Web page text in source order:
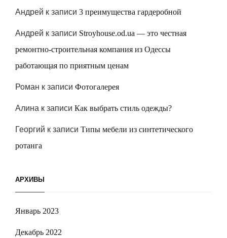
Андрей к записи 3 преимущества гардеробной
Андрей к записи Stroyhouse.od.ua — это честная
ремонтно-строительная компания из Одессы
работающая по приятным ценам
Роман к записи Фотогалерея
Алина к записи Как выбрать стиль одежды?
Георгий к записи Типы мебели из синтетического
ротанга
АРХИВЫ
Январь 2023
Декабрь 2022